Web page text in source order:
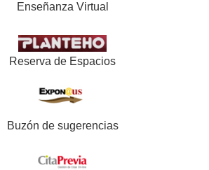
Enseñanza Virtual
Reserva de Espacios
Buzón de sugerencias